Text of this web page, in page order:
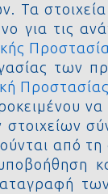
για τις
των
στοιχείων
από